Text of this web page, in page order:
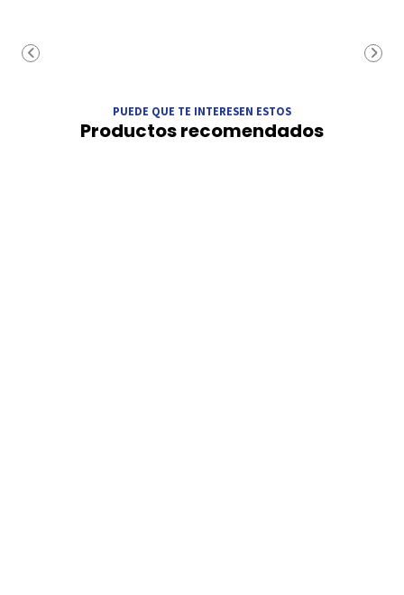
PUEDE QUE TE INTERESEN ESTOS
Productos recomendados